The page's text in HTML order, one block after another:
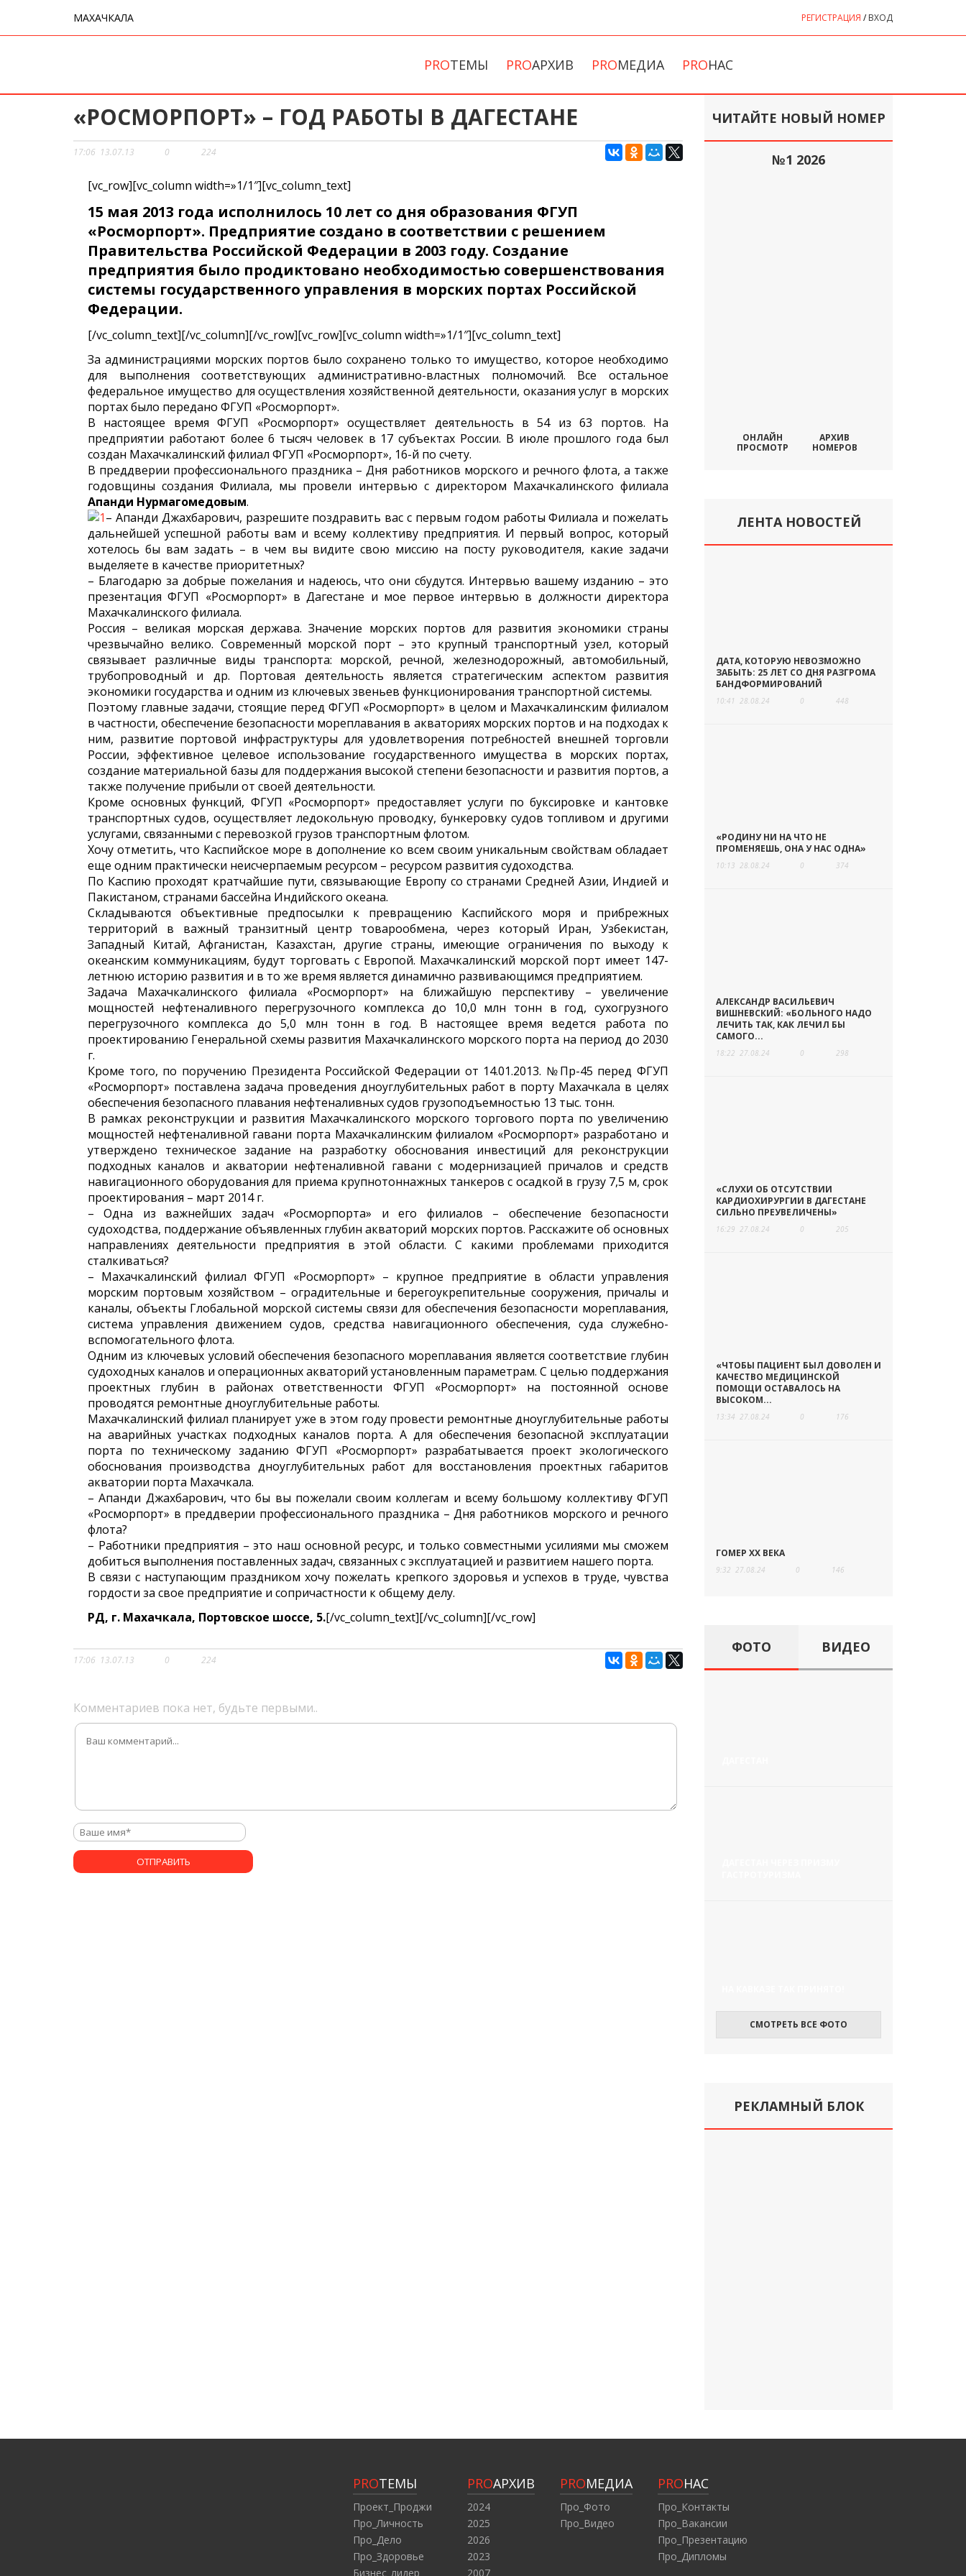
МАХАЧКАЛА РЕГИСТРАЦИЯ /ВХОД
PROТЕМЫ PROАРХИВ PROМЕДИА PROНАС
«РОСМОРПОРТ» – ГОД РАБОТЫ В ДАГЕСТАНЕ
17:06 13.07.13 0 224
[vc_row][vc_column width=»1/1″][vc_column_text]
15 мая 2013 года исполнилось 10 лет со дня образования ФГУП
«Росморпорт». Предприятие создано в соответствии с решением
Правительства Российской Федерации в 2003 году. Создание
предприятия было продиктовано необходимостью совершенствования
системы государственного управления в морских портах Российской
Федерации.
[/vc_column_text][/vc_column][/vc_row][vc_row][vc_column width=»1/1″][vc_column_text]
За администрациями морских портов было сохранено только то имущество, которое необходимо
для выполнения соответствующих административно-властных полномочий. Все остальное
федеральное имущество для осуществления хозяйственной деятельности, оказания услуг в морских
портах было передано ФГУП «Росморпорт».
В настоящее время ФГУП «Росморпорт» осуществляет деятельность в 54 из 63 портов. На
предприятии работают более 6 тысяч человек в 17 субъектах России. В июле прошлого года был
создан Махачкалинский филиал ФГУП «Росморпорт», 16-й по счету.
В преддверии профессионального праздника – Дня работников морского и речного флота, а также
годовщины создания Филиала, мы провели интервью с директором Махачкалинского филиала
Апанди Нурмагомедовым.
– Апанди Джахбарович, разрешите поздравить вас с первым годом работы Филиала и пожелать
дальнейшей успешной работы вам и всему коллективу предприятия. И первый вопрос, который
хотелось бы вам задать – в чем вы видите свою миссию на посту руководителя, какие задачи
выделяете в качестве приоритетных?
– Благодарю за добрые пожелания и надеюсь, что они сбудутся. Интервью вашему изданию – это
презентация ФГУП «Росморпорт» в Дагестане и мое первое интервью в должности директора
Махачкалинского филиала.
Россия – великая морская держава. Значение морских портов для развития экономики страны
чрезвычайно велико. Современный морской порт – это крупный транспортный узел, который
связывает различные виды транспорта: морской, речной, железнодорожный, автомобильный,
трубопроводный и др. Портовая деятельность является стратегическим аспектом развития
экономики государства и одним из ключевых звеньев функционирования транспортной системы.
Поэтому главные задачи, стоящие перед ФГУП «Росморпорт» в целом и Махачкалинским филиалом
в частности, обеспечение безопасности мореплавания в акваториях морских портов и на подходах к
ним, развитие портовой инфраструктуры для удовлетворения потребностей внешней торговли
России, эффективное целевое использование государственного имущества в морских портах,
создание материальной базы для поддержания высокой степени безопасности и развития портов, а
также получение прибыли от своей деятельности.
Кроме основных функций, ФГУП «Росморпорт» предоставляет услуги по буксировке и кантовке
транспортных судов, осуществляет ледокольную проводку, бункеровку судов топливом и другими
услугами, связанными с перевозкой грузов транспортным флотом.
Хочу отметить, что Каспийское море в дополнение ко всем своим уникальным свойствам обладает
еще одним практически неисчерпаемым ресурсом – ресурсом развития судоходства.
По Каспию проходят кратчайшие пути, связывающие Европу со странами Средней Азии, Индией и
Пакистаном, странами бассейна Индийского океана.
Складываются объективные предпосылки к превращению Каспийского моря и прибрежных
территорий в важный транзитный центр товарообмена, через который Иран, Узбекистан,
Западный Китай, Афганистан, Казахстан, другие страны, имеющие ограничения по выходу к
океанским коммуникациям, будут торговать с Европой. Махачкалинский морской порт имеет 147-
летнюю историю развития и в то же время является динамично развивающимся предприятием.
Задача Махачкалинского филиала «Росморпорт» на ближайшую перспективу – увеличение
мощностей нефтеналивного перегрузочного комплекса до 10,0 млн тонн в год, сухогрузного
перегрузочного комплекса до 5,0 млн тонн в год. В настоящее время ведется работа по
проектированию Генеральной схемы развития Махачкалинского морского порта на период до 2030
г.
Кроме того, по поручению Президента Российской Федерации от 14.01.2013. №Пр-45 перед ФГУП
«Росморпорт» поставлена задача проведения дноуглубительных работ в порту Махачкала в целях
обеспечения безопасного плавания нефтеналивных судов грузоподъемностью 13 тыс. тонн.
В рамках реконструкции и развития Махачкалинского морского торгового порта по увеличению
мощностей нефтеналивной гавани порта Махачкалинским филиалом «Росморпорт» разработано и
утверждено техническое задание на разработку обоснования инвестиций для реконструкции
подходных каналов и акватории нефтеналивной гавани с модернизацией причалов и средств
навигационного оборудования для приема крупнотоннажных танкеров с осадкой в грузу 7,5 м, срок
проектирования – март 2014 г.
– Одна из важнейших задач «Росморпорта» и его филиалов – обеспечение безопасности
судоходства, поддержание объявленных глубин акваторий морских портов. Расскажите об основных
направлениях деятельности предприятия в этой области. С какими проблемами приходится
сталкиваться?
– Махачкалинский филиал ФГУП «Росморпорт» – крупное предприятие в области управления
морским портовым хозяйством – оградительные и берегоукрепительные сооружения, причалы и
каналы, объекты Глобальной морской системы связи для обеспечения безопасности мореплавания,
система управления движением судов, средства навигационного обеспечения, суда служебно-
вспомогательного флота.
Одним из ключевых условий обеспечения безопасного мореплавания является соответствие глубин
судоходных каналов и операционных акваторий установленным параметрам. С целью поддержания
проектных глубин в районах ответственности ФГУП «Росморпорт» на постоянной основе
проводятся ремонтные дноуглубительные работы.
Махачкалинский филиал планирует уже в этом году провести ремонтные дноуглубительные работы
на аварийных участках подходных каналов порта. А для обеспечения безопасной эксплуатации
порта по техническому заданию ФГУП «Росморпорт» разрабатывается проект экологического
обоснования производства дноуглубительных работ для восстановления проектных габаритов
акватории порта Махачкала.
– Апанди Джахбарович, что бы вы пожелали своим коллегам и всему большому коллективу ФГУП
«Росморпорт» в преддверии профессионального праздника – Дня работников морского и речного
флота?
– Работники предприятия – это наш основной ресурс, и только совместными усилиями мы сможем
добиться выполнения поставленных задач, связанных с эксплуатацией и развитием нашего порта.
В связи с наступающим праздником хочу пожелать крепкого здоровья и успехов в труде, чувства
гордости за свое предприятие и сопричастности к общему делу.
РД, г. Махачкала, Портовское шоссе, 5.[/vc_column_text][/vc_column][/vc_row]
17:06 13.07.13 0 224
Комментариев пока нет, будьте первыми..
ЧИТАЙТЕ НОВЫЙ НОМЕР
№1 2026
ОНЛАЙН
ПРОСМОТР
АРХИВ
НОМЕРОВ
ЛЕНТА НОВОСТЕЙ
ДАТА, КОТОРУЮ НЕВОЗМОЖНО
ЗАБЫТЬ: 25 ЛЕТ СО ДНЯ РАЗГРОМА
БАНДФОРМИРОВАНИЙ
10:41 28.08.24 0 448
«РОДИНУ НИ НА ЧТО НЕ
ПРОМЕНЯЕШЬ, ОНА У НАС ОДНА»
10:13 28.08.24 0 374
АЛЕКСАНДР ВАСИЛЬЕВИЧ
ВИШНЕВСКИЙ: «БОЛЬНОГО НАДО
ЛЕЧИТЬ ТАК, КАК ЛЕЧИЛ БЫ
САМОГО...
18:22 27.08.24 0 298
«СЛУХИ ОБ ОТСУТСТВИИ
КАРДИОХИРУРГИИ В ДАГЕСТАНЕ
СИЛЬНО ПРЕУВЕЛИЧЕНЫ»
16:29 27.08.24 0 205
«ЧТОБЫ ПАЦИЕНТ БЫЛ ДОВОЛЕН И
КАЧЕСТВО МЕДИЦИНСКОЙ
ПОМОЩИ ОСТАВАЛОСЬ НА
ВЫСОКОМ...
13:34 27.08.24 0 176
ГОМЕР ХХ ВЕКА
9:32 27.08.24 0 146
ФОТО ВИДЕО
СМОТРЕТЬ ВСЕ ФОТО
РЕКЛАМНЫЙ БЛОК
PROТЕМЫ
Проект_Проджи
Про_Личность
Про_Дело
Про_Здоровье
Бизнес_лидер
PROАРХИВ
2024
2025
2026
2023
2007
PROМЕДИА
Про_Фото
Про_Видео
PROНАС
Про_Контакты
Про_Вакансии
Про_Презентацию
Про_Дипломы